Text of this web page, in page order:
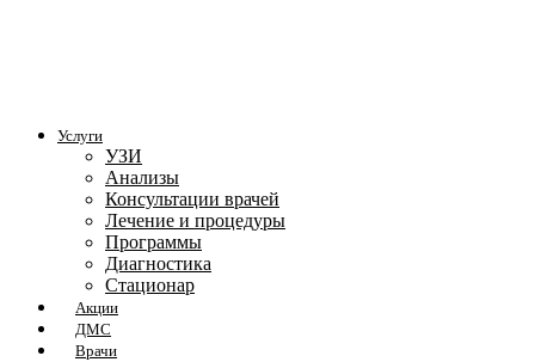
Услуги
УЗИ
Анализы
Консультации врачей
Лечение и процедуры
Программы
Диагностика
Стационар
Акции
ДМС
Врачи